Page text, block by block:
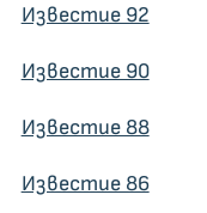
Известие 92
Известие 90
Известие 88
Известие 86